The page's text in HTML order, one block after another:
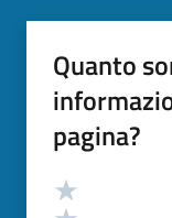
Quanto
pagina?
Valutazione